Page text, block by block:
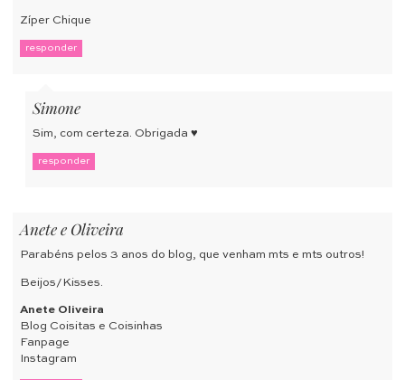
Zíper Chique
responder
Simone
Sim, com certeza. Obrigada ♥
responder
Anete e Oliveira
Parabéns pelos 3 anos do blog, que venham mts e mts outros!
Beijos/Kisses.
Anete Oliveira
Blog Coisitas e Coisinhas
Fanpage
Instagram